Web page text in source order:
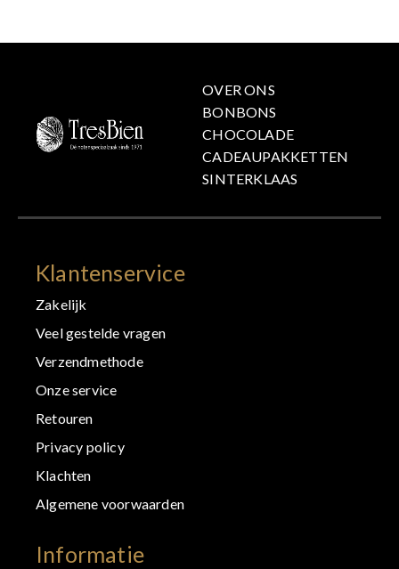
OVER ONS
BONBONS
CHOCOLADE
CADEAUPAKKETTEN
SINTERKLAAS
Klantenservice
Zakelijk
Veel gestelde vragen
Verzendmethode
Onze service
Retouren
Privacy policy
Klachten
Algemene voorwaarden
Informatie